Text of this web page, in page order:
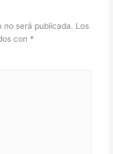
será publicada. Los
con *